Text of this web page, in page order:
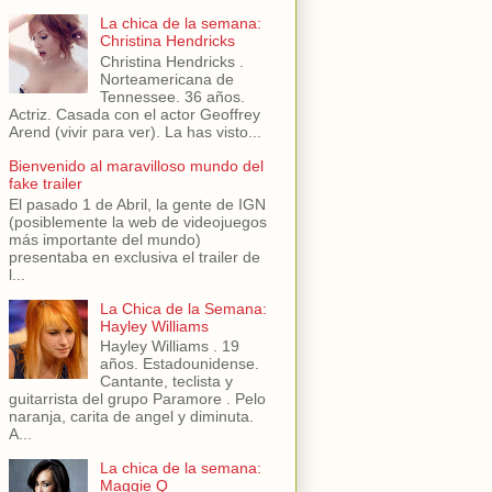
La chica de la semana:
Christina Hendricks
Christina Hendricks .
Norteamericana de
Tennessee. 36 años.
Actriz. Casada con el actor Geoffrey
Arend (vivir para ver). La has visto...
Bienvenido al maravilloso mundo del
fake trailer
El pasado 1 de Abril, la gente de IGN
(posiblemente la web de videojuegos
más importante del mundo)
presentaba en exclusiva el trailer de
l...
La Chica de la Semana:
Hayley Williams
Hayley Williams . 19
años. Estadounidense.
Cantante, teclista y
guitarrista del grupo Paramore . Pelo
naranja, carita de angel y diminuta.
A...
La chica de la semana:
Maggie Q